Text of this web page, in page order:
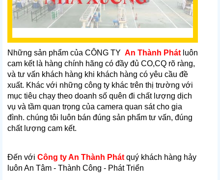
Những sản phẩm của CÔNG TY An Thành Phát luôn
cam kết là hàng chính hãng có đầy đủ CO,CQ rõ ràng,
và tư vấn khách hàng khi khách hàng có yêu cầu đề
xuất. Khác với những công ty khác trên thị trường với
mục tiêu chạy theo doanh số quên đi chất lượng dịch
vụ và tầm quan trọng của camera quan sát cho gia
đình. chúng tôi luôn bán đúng sản phẩm tư vấn, đúng
chất lượng cam kết.
Đến với Công ty An Thành Phát quý khách hàng hảy
luôn An Tâm - Thành Công - Phát Triển